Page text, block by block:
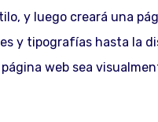
y luego creará una
y tipografías hasta la
web sea